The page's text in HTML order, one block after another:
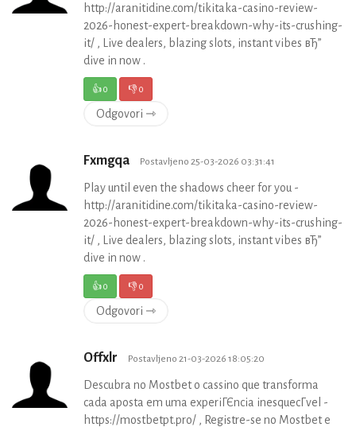
http://aranitidine.com/tikitaka-casino-review-
2026-honest-expert-breakdown-why-its-crushing-
it/ , Live dealers, blazing slots, instant vibes вЂ”
dive in now .
👍0 👎0
Odgovori ⇾
Fxmgqa Postavljeno 25-03-2026 03:31:41
Play until even the shadows cheer for you -
http://aranitidine.com/tikitaka-casino-review-
2026-honest-expert-breakdown-why-its-crushing-
it/ , Live dealers, blazing slots, instant vibes вЂ”
dive in now .
👍0 👎0
Odgovori ⇾
Offxlr Postavljeno 21-03-2026 18:05:20
Descubra no Mostbet o cassino que transforma
cada aposta em uma experiГЄncia inesquecГ­vel -
https://mostbetpt.pro/ , Registre-se no Mostbet e